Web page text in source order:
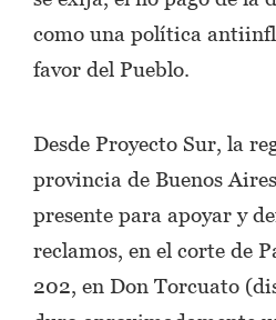
como una política
favor del Pueblo.
Desde Proyecto Sur, la
provincia de Buenos
presente para apoyar y
reclamos, en el corte de
202, en Don Torcuato